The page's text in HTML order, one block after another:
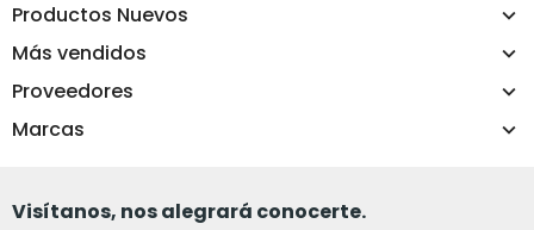
Productos Nuevos
Más vendidos
Proveedores
Marcas
Visítanos, nos alegrará conocerte.